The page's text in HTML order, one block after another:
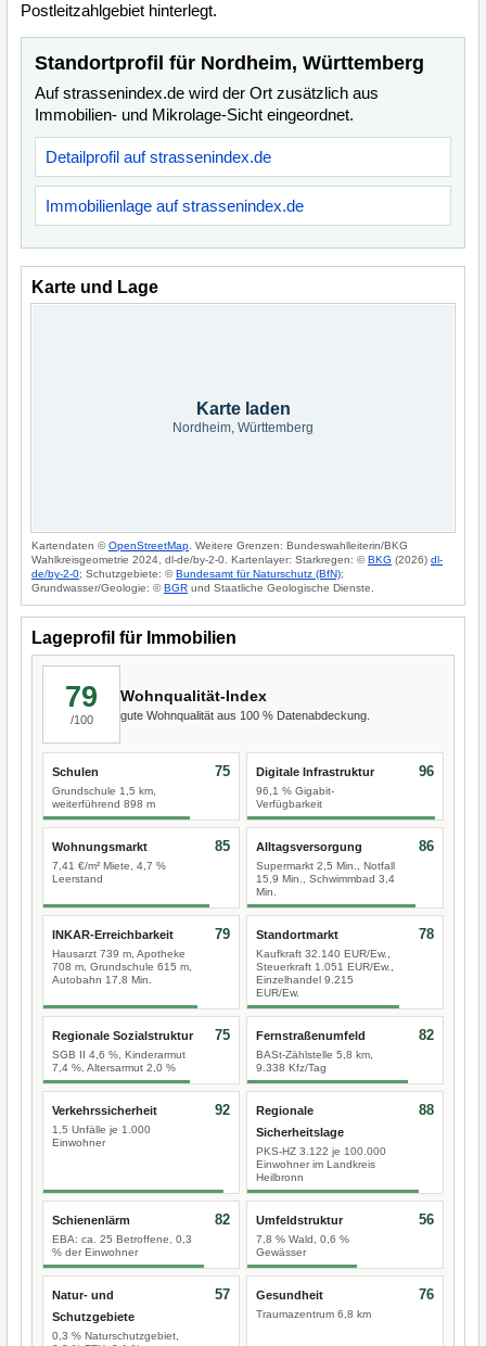
Postleitzahlgebiet hinterlegt.
Standortprofil für Nordheim, Württemberg
Auf strassenindex.de wird der Ort zusätzlich aus
Immobilien- und Mikrolage-Sicht eingeordnet.
Detailprofil auf strassenindex.de
Immobilienlage auf strassenindex.de
Karte und Lage
Karte laden
Nordheim, Württemberg
Kartendaten ©OpenStreetMap . Weitere Grenzen: Bundeswahlleiterin/BKG
Wahlkreisgeometrie 2024, dl-de/by-2-0. Kartenlayer: Starkregen: ©BKG (2026) dl-
de/by-2-0; Schutzgebiete: ©Bundesamt für Naturschutz (BfN);
Grundwasser/Geologie: ©BGR und Staatliche Geologische Dienste.
Lageprofil für Immobilien
79
/100
Wohnqualität-Index
gute Wohnqualität aus 100 % Datenabdeckung.
Schulen
Grundschule 1,5 km,
weiterführend 898 m
75 Digitale Infrastruktur
96,1 % Gigabit-
Verfügbarkeit
96
Wohnungsmarkt
7,41 €/m² Miete, 4,7 %
Leerstand
85 Alltagsversorgung
Supermarkt 2,5 Min., Notfall
15,9 Min., Schwimmbad 3,4
Min.
86
INKAR-Erreichbarkeit
Hausarzt 739 m, Apotheke
708 m, Grundschule 615 m,
Autobahn 17,8 Min.
79 Standortmarkt
Kaufkraft 32.140 EUR/Ew.,
Steuerkraft 1.051 EUR/Ew.,
Einzelhandel 9.215
EUR/Ew.
78
Regionale Sozialstruktur
SGB II 4,6 %, Kinderarmut
7,4 %, Altersarmut 2,0 %
75 Fernstraßenumfeld
BASt-Zählstelle 5,8 km,
9.338 Kfz/Tag
82
Verkehrssicherheit
1,5 Unfälle je 1.000
Einwohner
92
Regionale
Sicherheitslage
PKS-HZ 3.122 je 100.000
Einwohner im Landkreis
Heilbronn
88
Schienenlärm
EBA: ca. 25 Betroffene, 0,3
% der Einwohner
82 Umfeldstruktur
7,8 % Wald, 0,6 %
Gewässer
56
Natur- und
Schutzgebiete
0,3 % Naturschutzgebiet,
57 Gesundheit
Traumazentrum 6,8 km
76